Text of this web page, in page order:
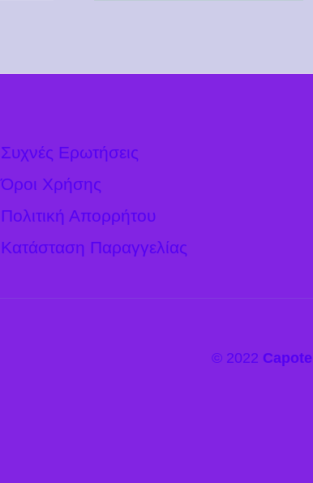
Συχνές Ερωτήσεις
Όροι Χρήσης
Πολιτική Απορρήτου
Κατάσταση Παραγγελίας
© 2022 Capote